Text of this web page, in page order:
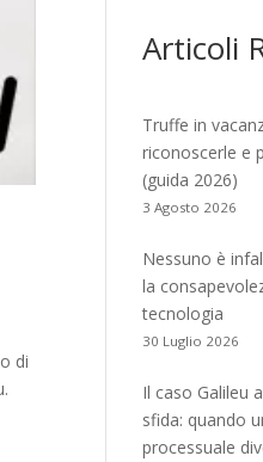
di
Articoli
Truffe in
riconoscerle e
(guida 2026)
3 Agosto 2026
Nessuno è
la
tecnologia
30 Luglio 2026
Il caso Galileu
sfida: quando
processuale